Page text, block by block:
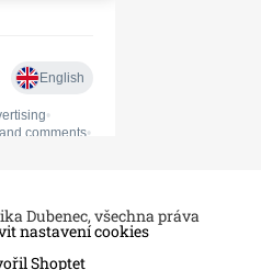
Dubenec, všechna práva
nastavení cookies
Shoptet